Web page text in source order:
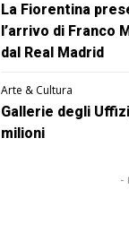
La Fiorentina
l’arrivo di Franco
dal Real Madrid
Arte & Cultura
Gallerie degli
milioni
-